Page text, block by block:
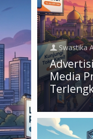
Swastika
Media